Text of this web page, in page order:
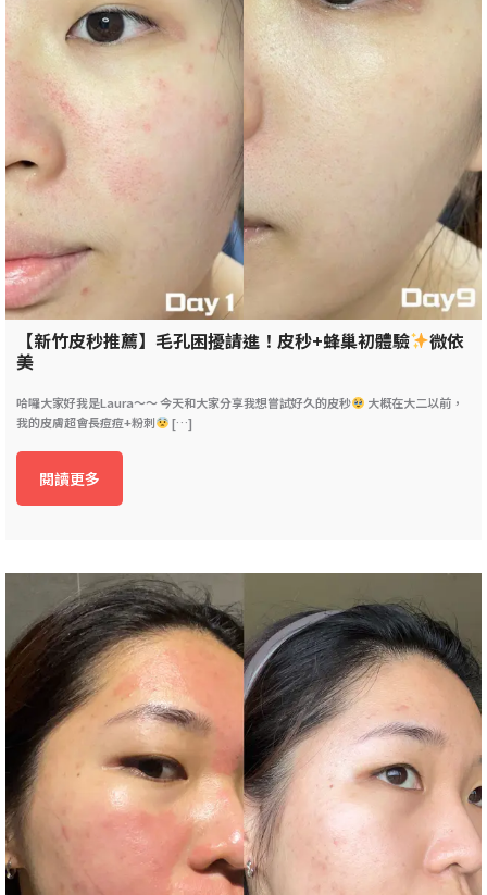
【新竹皮秒推薦】毛孔困擾請進！皮秒+蜂巢初體驗 微依
美
哈囉大家好我是Laura～～ 今天和大家分享我想嘗試好久的皮秒
大概在大二以前，
我的皮膚超會長痘痘+粉刺
[…]
閱讀更多